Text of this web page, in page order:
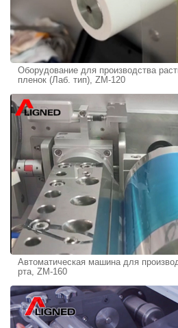
Оборудование для производства
пленок (Лаб. тип), ZM-120
Автоматическая машина для
рта, ZM-160